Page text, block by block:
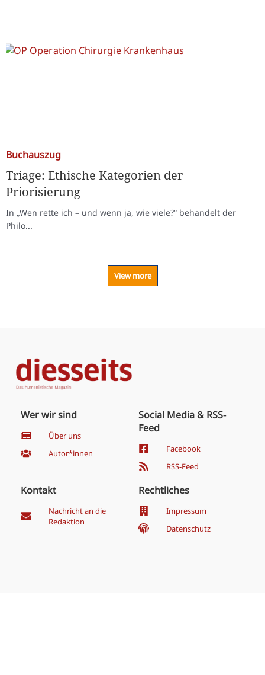
Buchauszug
Triage: Ethische Kategorien der
Priorisierung
In „Wen rette ich – und wenn ja, wie viele?“ behandelt der
Philo...
View more
Wer wir sind
Über uns
Autor*innen
Social Media & RSS-
Feed
Facebook
RSS-Feed
Kontakt
Nachricht an die
Redaktion
Rechtliches
Impressum
Datenschutz